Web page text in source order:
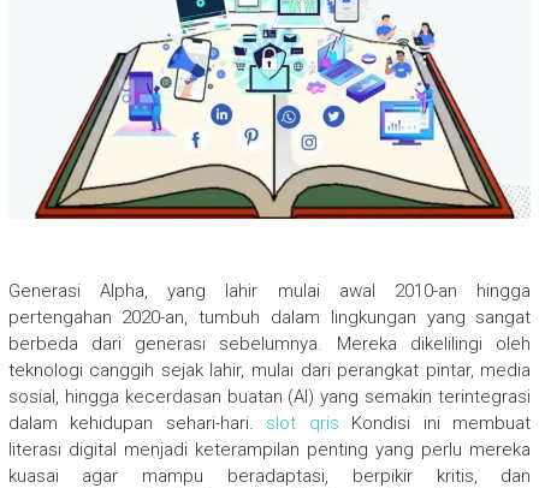
Generasi Alpha, yang lahir mulai awal 2010-an hingga
pertengahan 2020-an, tumbuh dalam lingkungan yang sangat
berbeda dari generasi sebelumnya. Mereka dikelilingi oleh
teknologi canggih sejak lahir, mulai dari perangkat pintar, media
sosial, hingga kecerdasan buatan (AI) yang semakin terintegrasi
dalam kehidupan sehari-hari. slot qris Kondisi ini membuat
literasi digital menjadi keterampilan penting yang perlu mereka
kuasai agar mampu beradaptasi, berpikir kritis, dan